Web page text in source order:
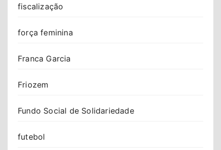
fiscalização
força feminina
Franca Garcia
Friozem
Fundo Social de Solidariedade
futebol